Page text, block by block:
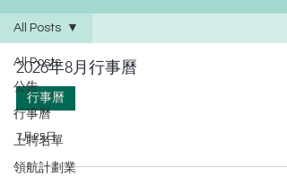
All Posts
公告
行事曆
上聘名單
領航計劃業
All Posts
2026年8月行事曆
行事曆
7月25日